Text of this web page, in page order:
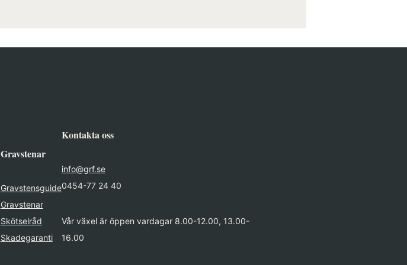
Gravstenar
Gravstensguide
Gravstenar
Skötselråd
Skadegaranti
Kontakta oss
info@grf.se
0454-77 24 40
Vår växel är öppen vardagar 8.00-12.00, 13.00-
16.00